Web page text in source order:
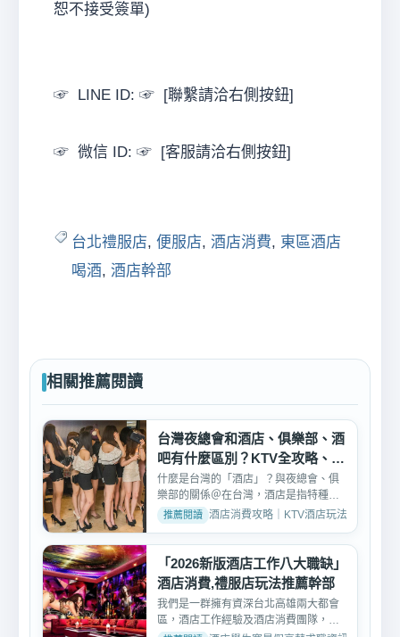
恕不接受簽單)
☞ LINE ID: ☞ [聯繫請洽右側按鈕]
☞ 微信 ID: ☞ [客服請洽右側按鈕]
台北禮服店, 便服店, 酒店消費, 東區酒店
喝酒, 酒店幹部
相關推薦閱讀
台灣夜總會和酒店、俱樂部、酒
吧有什麼區別？KTV全攻略、評
價、玩法介紹
什麼是台灣的「酒店」？與夜總會、俱
樂部的關係＠在台灣，酒店是指特種行
業中綜合KTV並有坐檯小...
酒店消費攻略｜KTV酒店玩法、消費與
「2026新版酒店工作八大職缺」
酒店消費,禮服店玩法推薦幹部
我們是一群擁有資深台北高雄兩大都會
區，酒店工作經驗及酒店消費團隊，有